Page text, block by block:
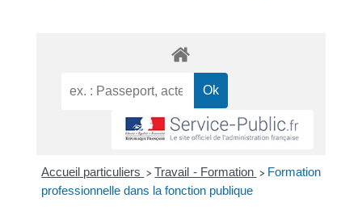
Accueil particuliers > Travail - Formation > Formation
professionnelle dans la fonction publique